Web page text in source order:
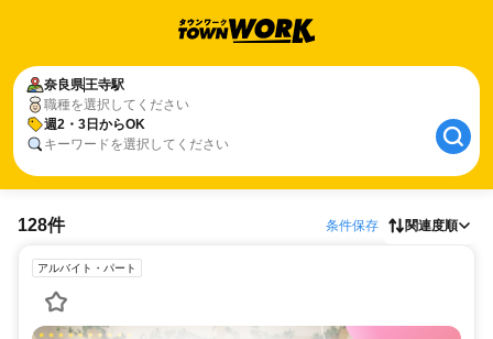
奈良県王寺駅
職種を選択してください
週2・3日からOK
キーワードを選択してください
128件 条件保存 関連度順
アルバイト・パート